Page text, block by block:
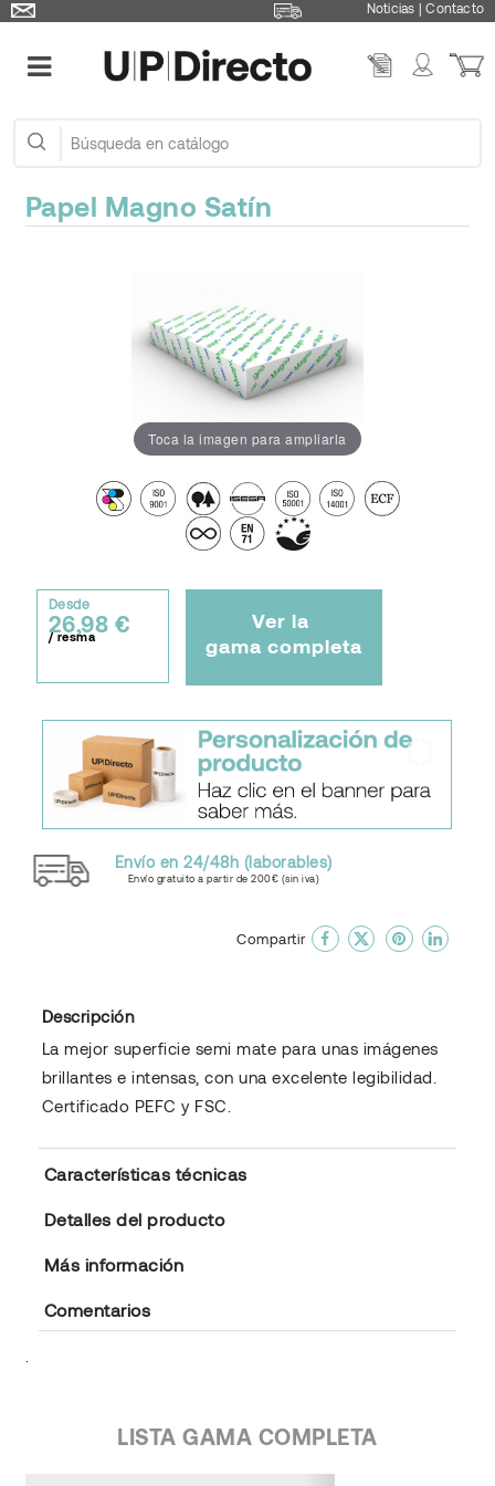
Noticias |Contacto
Papel Magno Satín
Toca la imagen para ampliarla
Desde
26,98 €
/ resma
Ver la
gama completa
Envío en 24/48h (laborables)
Envío gratuito a partir de 200€ (sin iva)
Compartir
Descripción
La mejor superficie semi mate para unas imágenes
brillantes e intensas, con una excelente legibilidad.
Certificado PEFC y FSC.
Características técnicas
Detalles del producto
Más información
Comentarios
LISTA GAMA COMPLETA